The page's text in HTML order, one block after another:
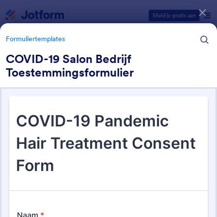
Meld je gratis aan
Formuliertemplates
COVID-19 Salon Bedrijf
Toestemmingsformulier
Toestemmingsformulieren
5 Sjablonen
Formulier sjabloon categorieën